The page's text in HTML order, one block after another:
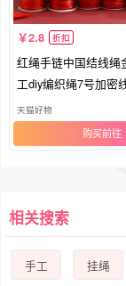
2.8 折扣
红绳手链中国结线绳
工diy编织绳7号加密
坠绳
天猫好物
购买
相关搜索
手工 挂绳